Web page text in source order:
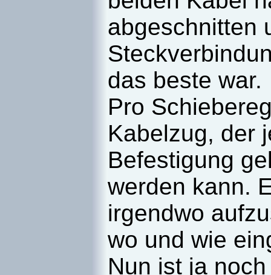
abgeschnitten
das beste war.
Pro
Kabelzug, der
Befestigung
werden kann.
irgendwo
wo und wie
Nun ist ja